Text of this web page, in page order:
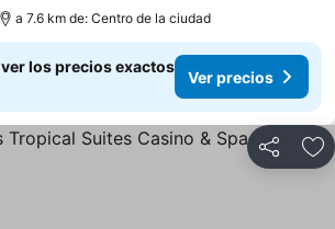
a 7.6 km de: Centro de la ciudad
los precios exactos
Ver precios
Compartir